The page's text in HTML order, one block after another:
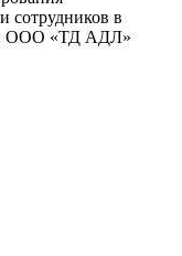
сотрудников в
ООО «ТД АДЛ»